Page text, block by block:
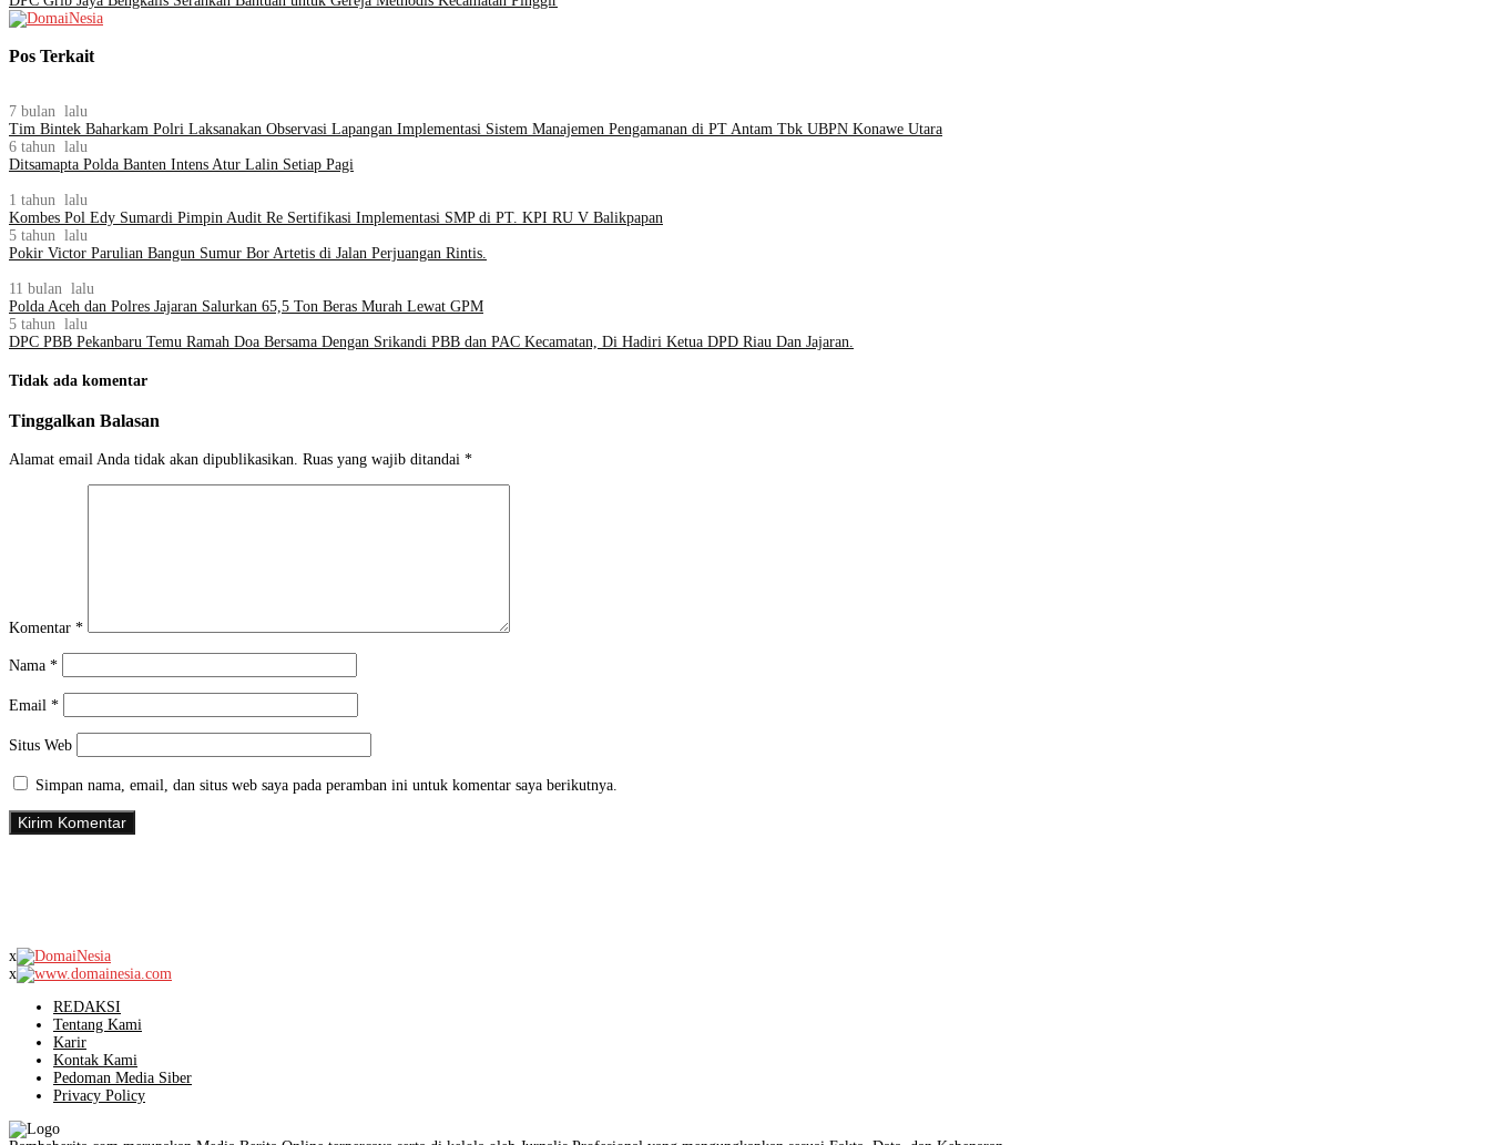
Pos Terkait
7 bulan lalu
Tim Bintek Baharkam Polri Laksanakan Observasi Lapangan Implementasi Sistem Manajemen Pengamanan di PT Antam Tbk UBPN Konawe Utara
6 tahun lalu
Ditsamapta Polda Banten Intens Atur Lalin Setiap Pagi
1 tahun lalu
Kombes Pol Edy Sumardi Pimpin Audit Re Sertifikasi Implementasi SMP di PT. KPI RU V Balikpapan
5 tahun lalu
Pokir Victor Parulian Bangun Sumur Bor Artetis di Jalan Perjuangan Rintis.
11 bulan lalu
Polda Aceh dan Polres Jajaran Salurkan 65,5 Ton Beras Murah Lewat GPM
5 tahun lalu
DPC PBB Pekanbaru Temu Ramah Doa Bersama Dengan Srikandi PBB dan PAC Kecamatan, Di Hadiri Ketua DPD Riau Dan Jajaran.
Tidak ada komentar
Tinggalkan Balasan
Alamat email Anda tidak akan dipublikasikan. Ruas yang wajib ditandai *
Komentar *
Nama *
Email *
Situs Web
Simpan nama, email, dan situs web saya pada peramban ini untuk komentar saya berikutnya.
x
x
REDAKSI
Tentang Kami
Karir
Kontak Kami
Pedoman Media Siber
Privacy Policy